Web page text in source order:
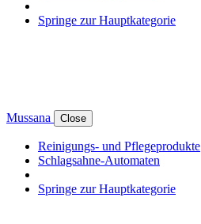
Springe zur Hauptkategorie
Mussana Close
Reinigungs- und Pflegeprodukte
Schlagsahne-Automaten
Springe zur Hauptkategorie